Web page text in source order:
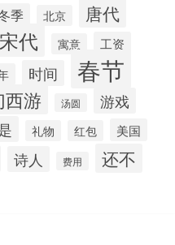
季 北京 唐代
宋代 寓意 工资
时间 春节
西游 汤圆 游戏
礼物 红包 美国
诗人 费用 还不